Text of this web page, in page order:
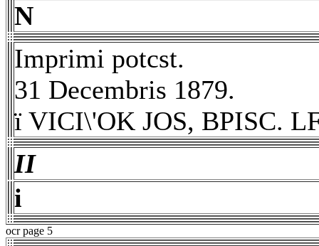
N
Imprimi potcst.
31 Decembris 1879.
ï VICI\'OK JOS, BPISC.
II
i
ocr page 5